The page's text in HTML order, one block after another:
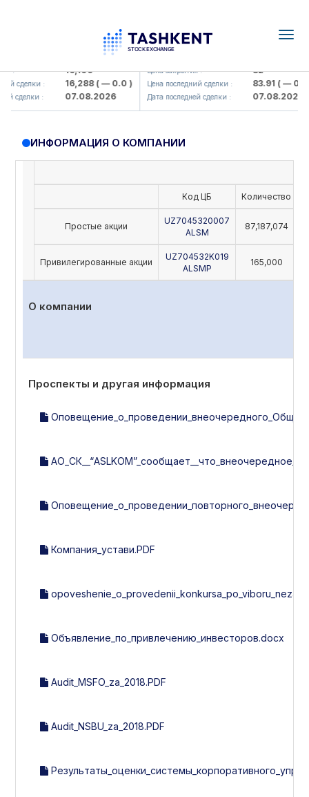
: 16,100
сделки : 16,288( — 0.0 )
сделки : 07.08.2026
KFSK (<Kafolat sug'urta
Цена закрытия : 82
Цена последний сделки : 83.91( — 0.0 )
Дата последней сделки : 07.08.2026
ИНФОРМАЦИЯ О КОМПАНИИ
Код ЦБ Количество
Простые акции
UZ7045320007
ALSM
87,187,074
Привилегированные акции
UZ704532K019
ALSMP
165,000
О компании
Проспекты и другая информация
Компания_устави.PDF
Объявление_по_привлечению_инвесторов.docx
Audit_MSFO_za_2018.PDF
Audit_NSBU_za_2018.PDF